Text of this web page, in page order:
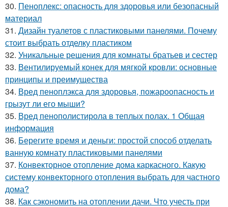
30. Пеноплекс: опасность для здоровья или безопасный
материал
31. Дизайн туалетов с пластиковыми панелями. Почему
стоит выбрать отделку пластиком
32. Уникальные решения для комнаты братьев и сестер
33. Вентилируемый конек для мягкой кровли: основные
принципы и преимущества
34. Вред пеноплэкса для здоровья, пожароопасность и
грызут ли его мыши?
35. Вред пенополистирола в теплых полах. 1 Общая
информация
36. Берегите время и деньги: простой способ отделать
ванную комнату пластиковыми панелями
37. Конвекторное отопление дома каркасного. Какую
систему конвекторного отопления выбрать для частного
дома?
38. Как сэкономить на отоплении дачи. Что учесть при